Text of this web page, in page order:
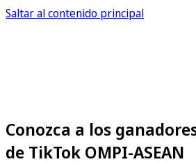
Saltar al contenido principal
Conozca a los
de TikTok OMPI-ASEAN